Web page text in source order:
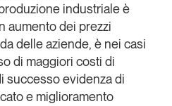
industriale è
aumento dei prezzi
delle aziende, è nei casi
di maggiori costi di
successo evidenza di
e miglioramento